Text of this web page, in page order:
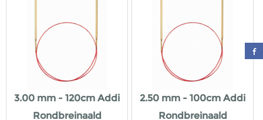
3.00 mm - 120cm Addi
Rondbreinaald
2.50 mm - 100cm Addi
Rondbreinaald